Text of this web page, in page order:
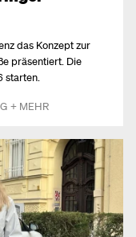
das Konzept zur
präsentiert. Die
starten.
+ MEHR